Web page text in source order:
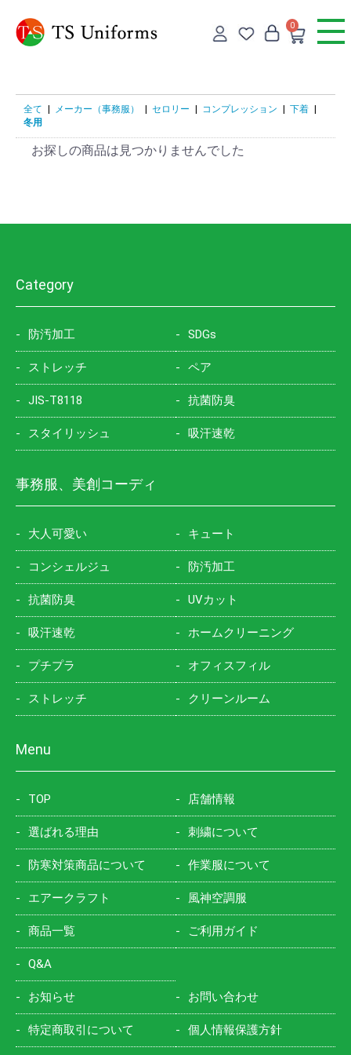
0
全て メーカー（事務服） セロリー コンプレッション 下着
冬用
お探しの商品は見つかりませんでした
Category
防汚加工 SDGs
ストレッチ ペア
JIS-T8118 抗菌防臭
スタイリッシュ 吸汗速乾
事務服、美創コーディ
大人可愛い キュート
コンシェルジュ 防汚加工
抗菌防臭 UVカット
吸汗速乾 ホームクリーニング
プチプラ オフィスフィル
ストレッチ クリーンルーム
Menu
TOP 店舗情報
選ばれる理由 刺繍について
防寒対策商品について 作業服について
エアークラフト 風神空調服
商品一覧 ご利用ガイド
Q&A
お知らせ お問い合わせ
特定商取引について 個人情報保護方針